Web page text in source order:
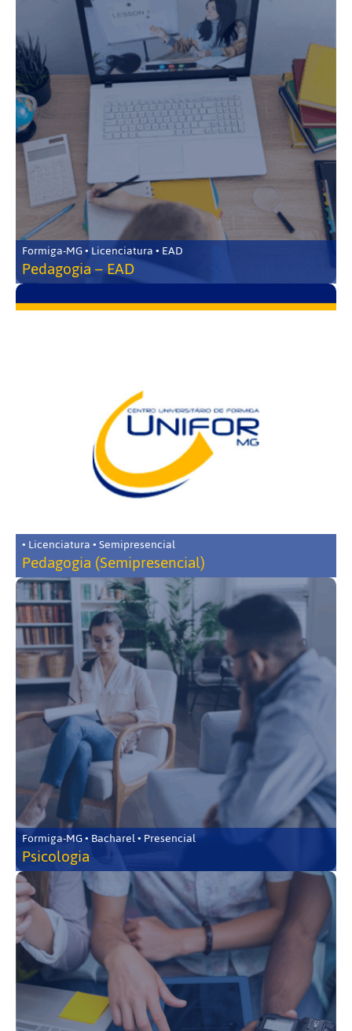
Formiga-MG • Licenciatura • EAD
Pedagogia – EAD
• Licenciatura • Semipresencial
Pedagogia (Semipresencial)
Formiga-MG • Bacharel • Presencial
Psicologia